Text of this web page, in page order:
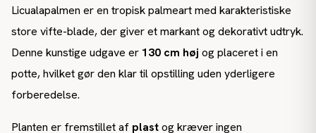
Licualapalmen er en tropisk palmeart med karakteristiske
store vifte-blade, der giver et markant og dekorativt udtryk.
Denne kunstige udgave er 130 cm høj og placeret i en
potte, hvilket gør den klar til opstilling uden yderligere
forberedelse.
Planten er fremstillet af plastog kræver ingen